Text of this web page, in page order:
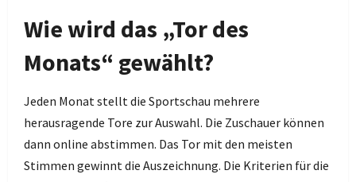
Wie wird das „Tor des
Monats“ gewählt?
Jeden Monat stellt die Sportschau mehrere
herausragende Tore zur Auswahl. Die Zuschauer können
dann online abstimmen. Das Tor mit den meisten
Stimmen gewinnt die Auszeichnung. Die Kriterien für die